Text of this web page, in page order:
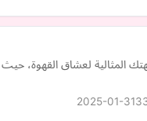
المثالية لعشاق
2025-01-31